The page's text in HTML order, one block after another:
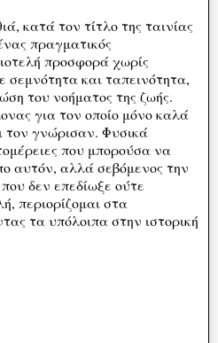
κατά τον τίτλο της ταινίας
πραγματικός
προσφορά χωρίς
και ταπεινότητα,
του νοήματος της ζωής.
για τον οποίο μόνο καλά
τον γνώρισαν. Φυσικά
που μπορούσα να
αυτόν, αλλά σεβόμενος την
δεν επεδίωξε ούτε
περιορίζομαι στα
τα υπόλοιπα στην ιστορική